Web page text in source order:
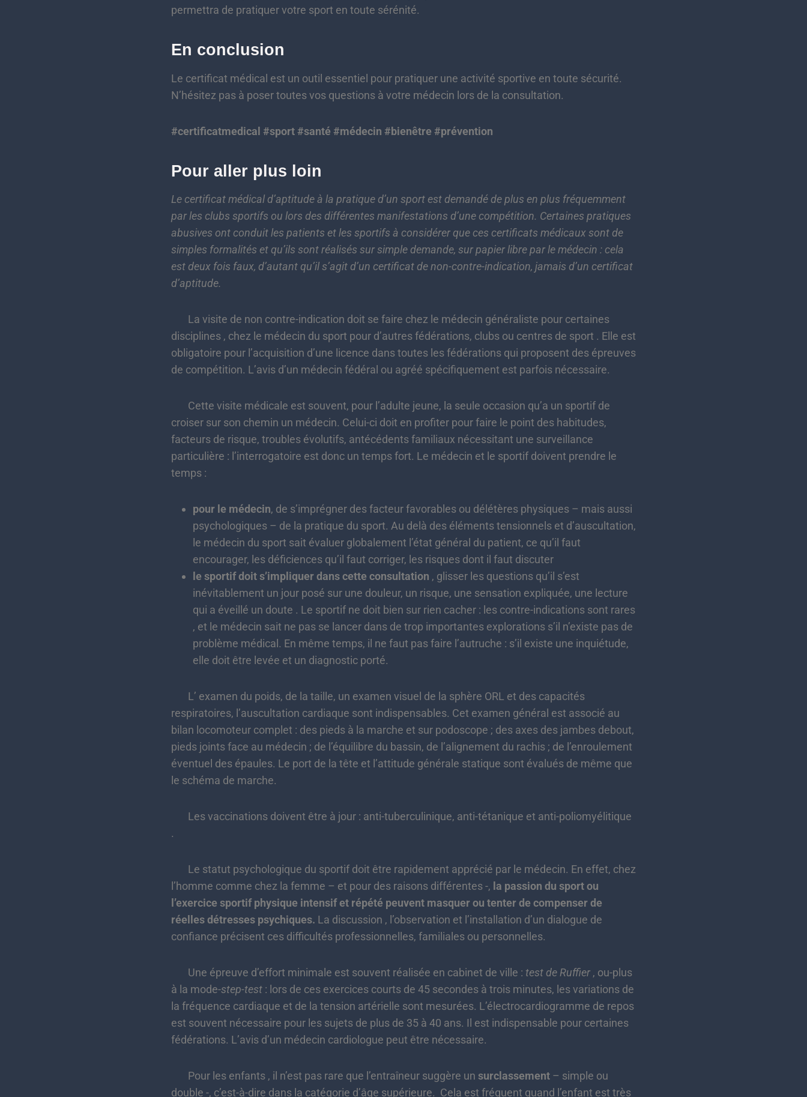
permettra de pratiquer votre sport en toute sérénité.
En conclusion
Le certificat médical est un outil essentiel pour pratiquer une activité sportive en toute sécurité.
N’hésitez pas à poser toutes vos questions à votre médecin lors de la consultation.
#certificatmedical #sport #santé #médecin #bienêtre #prévention
Pour aller plus loin
Le certificat médical d’aptitude à la pratique d’un sport est demandé de plus en plus fréquemment
par les clubs sportifs ou lors des différentes manifestations d’une compétition. Certaines pratiques
abusives ont conduit les patients et les sportifs à considérer que ces certificats médicaux sont de
simples formalités et qu’ils sont réalisés sur simple demande, sur papier libre par le médecin : cela
est deux fois faux, d’autant qu’il s’agit d’un certificat de non-contre-indication, jamais d’un certificat
d’aptitude.
La visite de non contre-indication doit se faire chez le médecin généraliste pour certaines
disciplines , chez le médecin du sport pour d’autres fédérations, clubs ou centres de sport . Elle est
obligatoire pour l’acquisition d’une licence dans toutes les fédérations qui proposent des épreuves
de compétition. L’avis d’un médecin fédéral ou agréé spécifiquement est parfois nécessaire.
Cette visite médicale est souvent, pour l’adulte jeune, la seule occasion qu’a un sportif de
croiser sur son chemin un médecin. Celui-ci doit en profiter pour faire le point des habitudes,
facteurs de risque, troubles évolutifs, antécédents familiaux nécessitant une surveillance
particulière : l’interrogatoire est donc un temps fort. Le médecin et le sportif doivent prendre le
temps :
pour le médecin, de s’imprégner des facteur favorables ou délétères physiques – mais aussi
psychologiques – de la pratique du sport. Au delà des éléments tensionnels et d’auscultation,
le médecin du sport sait évaluer globalement l’état général du patient, ce qu’il faut
encourager, les déficiences qu’il faut corriger, les risques dont il faut discuter
le sportifdoit s’impliquer dans cette consultation , glisser les questions qu’il s’est
inévitablement un jour posé sur une douleur, un risque, une sensation expliquée, une lecture
qui a éveillé un doute . Le sportif ne doit bien sur rien cacher : les contre-indications sont rares
, et le médecin sait ne pas se lancer dans de trop importantes explorations s’il n’existe pas de
problème médical. En même temps, il ne faut pas faire l’autruche : s’il existe une inquiétude,
elle doit être levée et un diagnostic porté.
L’ examen du poids, de la taille, un examen visuel de la sphère ORL et des capacités
respiratoires, l’auscultation cardiaque sont indispensables. Cet examen général est associé au
bilan locomoteur complet : des pieds à la marche et sur podoscope ; des axes des jambes debout,
pieds joints face au médecin ; de l’équilibre du bassin, de l’alignement du rachis ; de l’enroulement
éventuel des épaules. Le port de la tête et l’attitude générale statique sont évalués de même que
le schéma de marche.
Les vaccinations doivent être à jour : anti-tuberculinique, anti-tétanique et anti-poliomyélitique
.
Le statut psychologique du sportif doit être rapidement apprécié par le médecin. En effet, chez
l’homme comme chez la femme – et pour des raisons différentes -, la passion du sport ou
l’exercice sportif physique intensif et répété peuvent masquer ou tenter de compenser de
réelles détresses psychiques. La discussion , l’observation et l’installation d’un dialogue de
confiance précisent ces difficultés professionnelles, familiales ou personnelles.
Une épreuve d’effort minimale est souvent réalisée en cabinet de ville : test de Ruffier , ou-plus
à la mode-step-test : lors de ces exercices courts de 45 secondes à trois minutes, les variations de
la fréquence cardiaque et de la tension artérielle sont mesurées. L’électrocardiogramme de repos
est souvent nécessaire pour les sujets de plus de 35 à 40 ans. Il est indispensable pour certaines
fédérations. L’avis d’un médecin cardiologue peut être nécessaire.
Pour les enfants , il n’est pas rare que l’entraîneur suggère un surclassement – simple ou
double -, c’est-à-dire dans la catégorie d’âge supérieure. Cela est fréquent quand l’enfant est très